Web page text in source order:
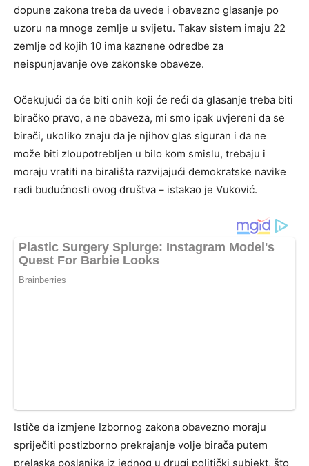
dopune zakona treba da uvede i obavezno glasanje po
uzoru na mnoge zemlje u svijetu. Takav sistem imaju 22
zemlje od kojih 10 ima kaznene odredbe za
neispunjavanje ove zakonske obaveze.
Očekujući da će biti onih koji će reći da glasanje treba biti
biračko pravo, a ne obaveza, mi smo ipak uvjereni da se
birači, ukoliko znaju da je njihov glas siguran i da ne
može biti zloupotrebljen u bilo kom smislu, trebaju i
moraju vratiti na birališta razvijajući demokratske navike
radi budućnosti ovog društva – istakao je Vuković.
Ističe da izmjene Izbornog zakona obavezno moraju
spriječiti postizborno prekrajanje volje birača putem
prelaska poslanika iz jednog u drugi politički subjekt, što